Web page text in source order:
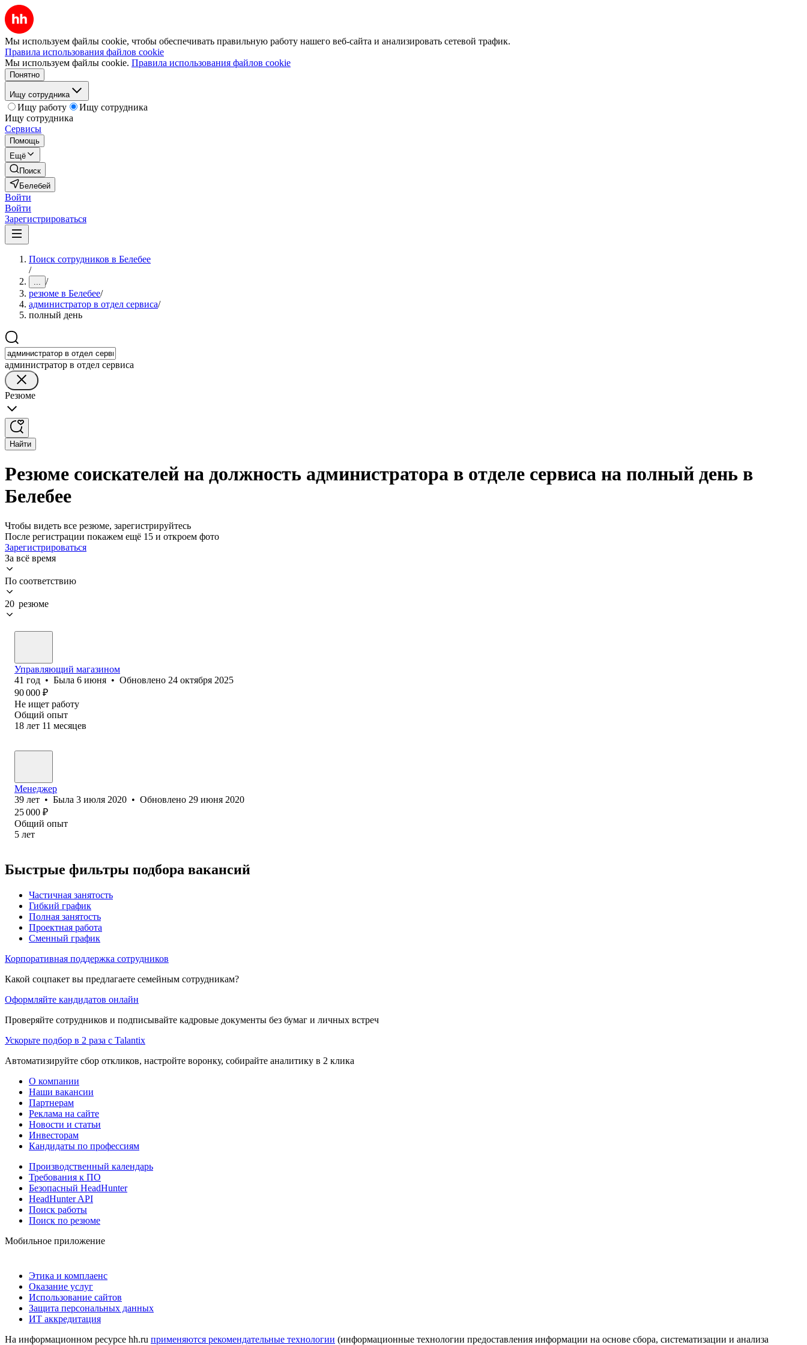
Мы используем файлы cookie, чтобы обеспечивать правильную работу нашего веб-сайта и анализировать сетевой трафик.
Правила использования файлов cookie
Мы используем файлы cookie. Правила использования файлов cookie
Понятно
Ищу сотрудника
Ищу работу
Ищу сотрудника
Ищу сотрудника
Сервисы
Помощь
Ещё
Поиск
Белебей
Войти
Войти
Зарегистрироваться
Поиск сотрудников в Белебее
/
... /
резюме в Белебее/
администратор в отдел сервиса/
полный день
администратор в отдел сервиса
Резюме
Найти
Резюме соискателей на должность администратора в отделе сервиса на полный день в
Белебее
Чтобы видеть все резюме, зарегистрируйтесь
После регистрации покажем ещё 15 и откроем фото
Зарегистрироваться
За всё время
По соответствию
20 резюме
Управляющий магазином
41 год • Была 6 июня • Обновлено 24 октября 2025
90 000 ₽
Не ищет работу
Общий опыт
18 лет 11 месяцев
Менеджер
39 лет • Была 3 июля 2020 • Обновлено 29 июня 2020
25 000 ₽
Общий опыт
5 лет
Быстрые фильтры подбора вакансий
Частичная занятость
Гибкий график
Полная занятость
Проектная работа
Сменный график
Корпоративная поддержка сотрудников
Какой соцпакет вы предлагаете семейным сотрудникам?
Оформляйте кандидатов онлайн
Проверяйте сотрудников и подписывайте кадровые документы без бумаг и личных встреч
Ускорьте подбор в 2 раза с Talantix
Автоматизируйте сбор откликов, настройте воронку, собирайте аналитику в 2 клика
О компании
Наши вакансии
Партнерам
Реклама на сайте
Новости и статьи
Инвесторам
Кандидаты по профессиям
Производственный календарь
Требования к ПО
Безопасный HeadHunter
HeadHunter API
Поиск работы
Поиск по резюме
Мобильное приложение
Этика и комплаенс
Оказание услуг
Использование сайтов
Защита персональных данных
ИТ аккредитация
На информационном ресурсе hh.ru применяются рекомендательные технологии (информационные технологии предоставления информации на основе сбора, систематизации и анализа